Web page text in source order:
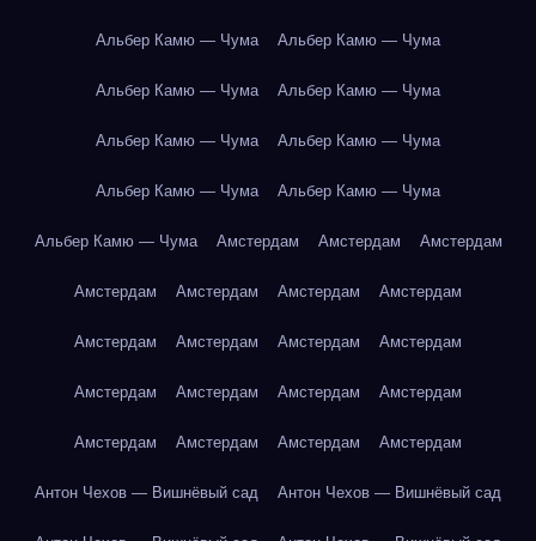
Альбер Камю — Чума Альбер Камю — Чума
Альбер Камю — Чума Альбер Камю — Чума
Альбер Камю — Чума Альбер Камю — Чума
Альбер Камю — Чума Альбер Камю — Чума
Альбер Камю — Чума Амстердам Амстердам Амстердам
Амстердам Амстердам Амстердам Амстердам
Амстердам Амстердам Амстердам Амстердам
Амстердам Амстердам Амстердам Амстердам
Амстердам Амстердам Амстердам Амстердам
Антон Чехов — Вишнёвый сад Антон Чехов — Вишнёвый сад